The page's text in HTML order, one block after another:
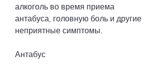
алкоголь во время приема
антабуса, головную боль и другие
неприятные симптомы.
Антабус